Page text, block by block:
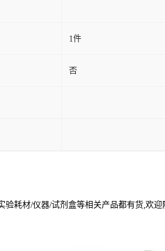
1件
否
验耗材/仪器/试剂盒等相关产品都有货,欢